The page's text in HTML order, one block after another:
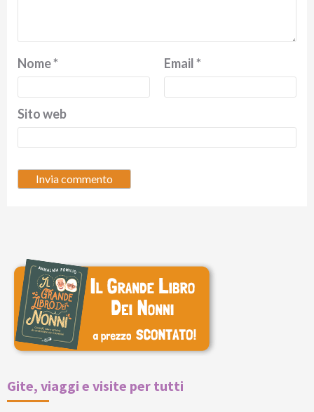
Nome* Email*
Sito web
Gite, viaggi e visite per tutti